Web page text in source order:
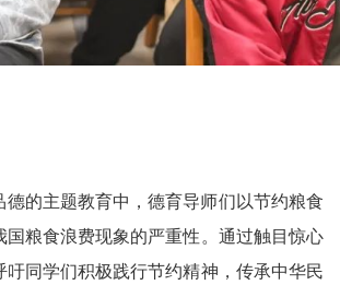
德的主题教育中，德育导师们以节约粮食
国粮食浪费现象的严重性。通过触目惊心
吁同学们积极践行节约精神，传承中华民